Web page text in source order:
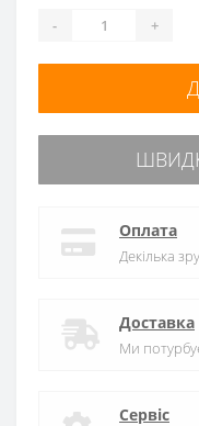
- +
Оплата
Декілька
Доставка
Ми
Сервіс